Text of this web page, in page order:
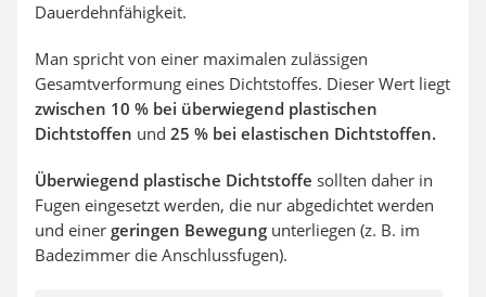
Dauerdehnfähigkeit.
Man spricht von einer maximalen zulässigen
Gesamtverformung eines Dichtstoffes. Dieser Wert liegt
zwischen 10 % bei überwiegend plastischen
Dichtstoffen und 25 % bei elastischen Dichtstoffen.
Überwiegend plastische Dichtstoffe sollten daher in
Fugen eingesetzt werden, die nur abgedichtet werden
und einer geringen Bewegung unterliegen (z. B. im
Badezimmer die Anschlussfugen).